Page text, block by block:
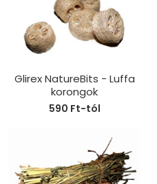
Glirex NatureBits - Luffa
korongok
590 Ft-tól